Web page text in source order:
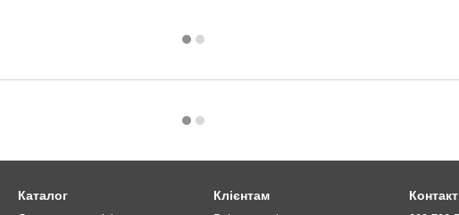
Каталог Клієнтам